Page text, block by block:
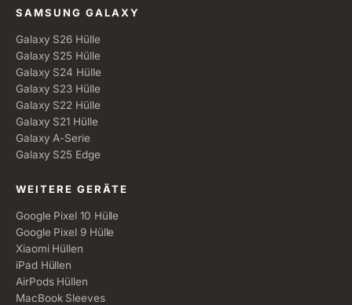
SAMSUNG GALAXY
Galaxy S26 Hülle
Galaxy S25 Hülle
Galaxy S24 Hülle
Galaxy S23 Hülle
Galaxy S22 Hülle
Galaxy S21 Hülle
Galaxy A-Serie
Galaxy S25 Edge
WEITERE GERÄTE
Google Pixel 10 Hülle
Google Pixel 9 Hülle
Xiaomi Hüllen
iPad Hüllen
AirPods Hüllen
MacBook Sleeves